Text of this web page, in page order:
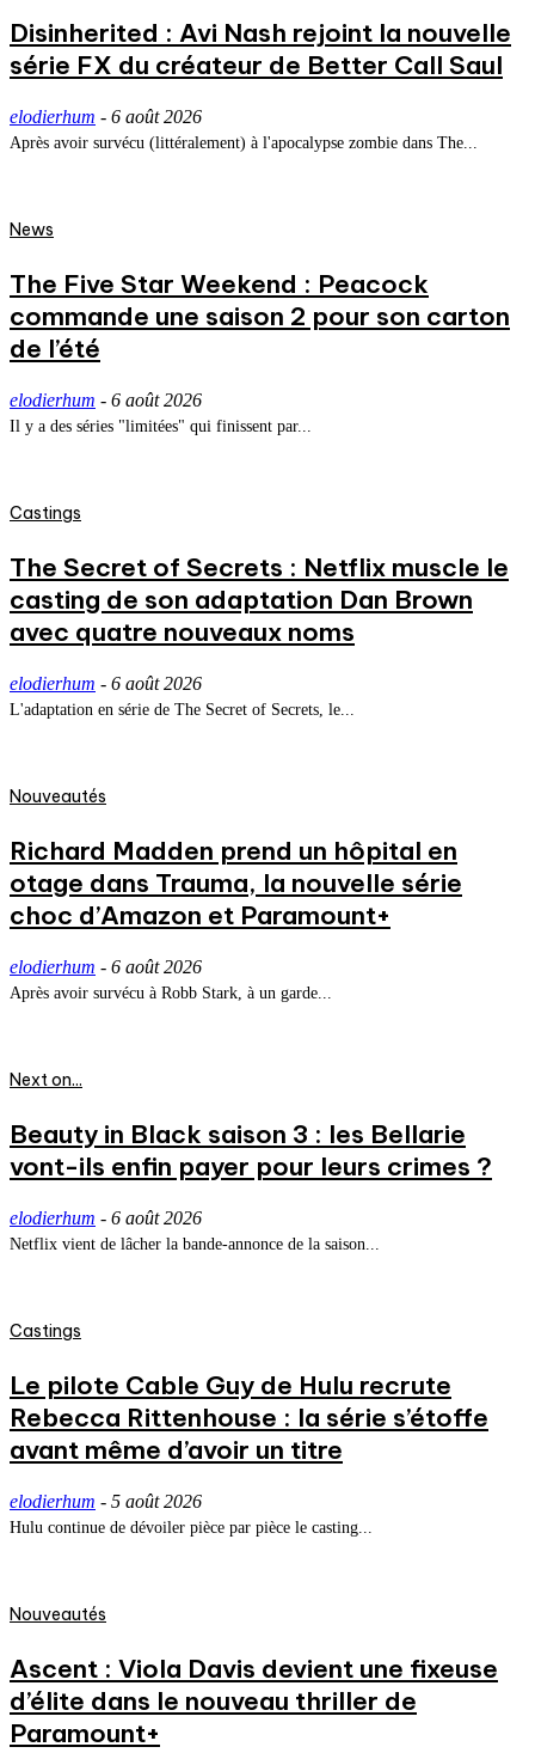
Disinherited : Avi Nash rejoint la nouvelle
série FX du créateur de Better Call Saul
elodierhum - 6 août 2026
Après avoir survécu (littéralement) à l'apocalypse zombie dans The...
News
The Five Star Weekend : Peacock
commande une saison 2 pour son carton
de l’été
elodierhum - 6 août 2026
Il y a des séries "limitées" qui finissent par...
Castings
The Secret of Secrets : Netflix muscle le
casting de son adaptation Dan Brown
avec quatre nouveaux noms
elodierhum - 6 août 2026
L'adaptation en série de The Secret of Secrets, le...
Nouveautés
Richard Madden prend un hôpital en
otage dans Trauma, la nouvelle série
choc d’Amazon et Paramount+
elodierhum - 6 août 2026
Après avoir survécu à Robb Stark, à un garde...
Next on...
Beauty in Black saison 3 : les Bellarie
vont-ils enfin payer pour leurs crimes ?
elodierhum - 6 août 2026
Netflix vient de lâcher la bande-annonce de la saison...
Castings
Le pilote Cable Guy de Hulu recrute
Rebecca Rittenhouse : la série s’étoffe
avant même d’avoir un titre
elodierhum - 5 août 2026
Hulu continue de dévoiler pièce par pièce le casting...
Nouveautés
Ascent : Viola Davis devient une fixeuse
d’élite dans le nouveau thriller de
Paramount+